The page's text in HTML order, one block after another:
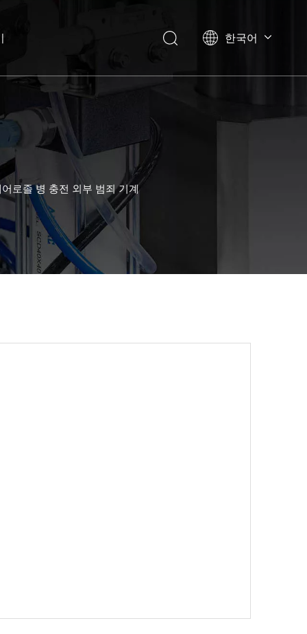
한국어
العربية
로졸 병 충전 외부 범죄 기계